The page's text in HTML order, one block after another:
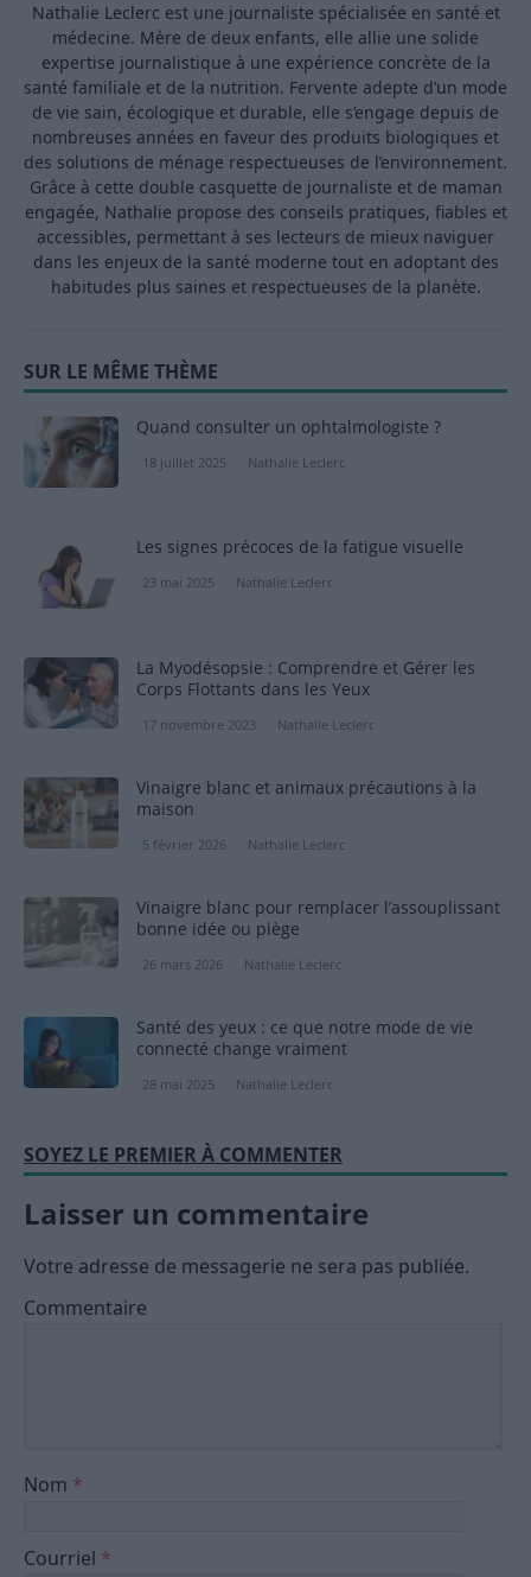
Nathalie Leclerc est une journaliste spécialisée en santé et
médecine. Mère de deux enfants, elle allie une solide
expertise journalistique à une expérience concrète de la
santé familiale et de la nutrition. Fervente adepte d’un mode
de vie sain, écologique et durable, elle s’engage depuis de
nombreuses années en faveur des produits biologiques et
des solutions de ménage respectueuses de l’environnement.
Grâce à cette double casquette de journaliste et de maman
engagée, Nathalie propose des conseils pratiques, fiables et
accessibles, permettant à ses lecteurs de mieux naviguer
dans les enjeux de la santé moderne tout en adoptant des
habitudes plus saines et respectueuses de la planète.
SUR LE MÊME THÈME
Quand consulter un ophtalmologiste ?
18 juillet 2025 Nathalie Leclerc
Les signes précoces de la fatigue visuelle
23 mai 2025 Nathalie Leclerc
La Myodésopsie : Comprendre et Gérer les
Corps Flottants dans les Yeux
17 novembre 2023 Nathalie Leclerc
Vinaigre blanc et animaux précautions à la
maison
5 février 2026 Nathalie Leclerc
Vinaigre blanc pour remplacer l’assouplissant
bonne idée ou piège
26 mars 2026 Nathalie Leclerc
Santé des yeux : ce que notre mode de vie
connecté change vraiment
28 mai 2025 Nathalie Leclerc
SOYEZ LE PREMIER À COMMENTER
Laisser un commentaire
Votre adresse de messagerie ne sera pas publiée.
Commentaire
Nom *
Courriel *